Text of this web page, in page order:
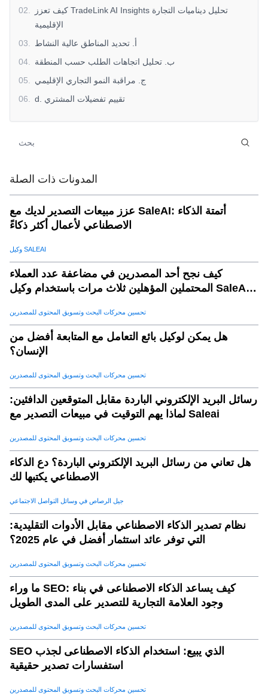
02
كيف تعزز TradeLink AI Insights تحليل ديناميات التجارة
الإقليمية
03
أ. تحديد المناطق عالية النشاط
04
ب. تحليل اتجاهات الطلب حسب المنطقة
05
ج. مراقبة النمو التجاري الإقليمي
06
d. تقييم تفضيلات المشتري
ب. تخصيص الموارد الأمثل
.
ج. استراتيجيات التسويق المحسنة
12
d. ميزة تنافسية
14. كيفية استخدام رؤى TradeLink AI لتحليل ديناميات التجارة
الإقليمية
15. لماذا تختار رؤى TradeLink AI لتحليل ديناميات التجارة
الإقليمية؟
16. أ. تغطية البيانات الشاملة
17
ب. دقة الذكاء الاصطناعي
20.
e. التكامل مع أدوات Saleai
21. الاستنتاج: الاستفادة من رؤى تجارية إقليمية لاستراتيجيات أكثر
ذكاءً
المدونات ذات الصلة
عزز مبيعات التصدير لديك مع SaleAI: أتمتة الذكاء
الاصطناعي لأعمال أكثر ذكاءً
وكيل SALEAI
كيف نجح أحد المصدرين في مضاعفة عدد العملاء
المحتملين المؤهلين ثلاث مرات باستخدام وكيل SaleAI
تحسين محركات البحث وتسويق المحتوى للمصدرين
هل يمكن لوكيل بائع التعامل مع المتابعة أفضل من
الإنسان؟
تحسين محركات البحث وتسويق المحتوى للمصدرين
رسائل البريد الإلكتروني الباردة مقابل المتوقعين الدافئين:
لماذا يهم التوقيت في مبيعات التصدير مع Saleai
تحسين محركات البحث وتسويق المحتوى للمصدرين
هل تعاني من رسائل البريد الإلكتروني الباردة؟ دع الذكاء
الاصطناعي يكتبها لك
جيل الرصاص في وسائل التواصل الاجتماعي
نظام تصدير الذكاء الاصطناعي مقابل الأدوات التقليدية:
التي توفر عائد استثمار أفضل في عام 2025؟
تحسين محركات البحث وتسويق المحتوى للمصدرين
ما وراء SEO: كيف يساعد الذكاء الاصطناعى في بناء
وجود العلامة التجارية للتصدير على المدى الطويل
تحسين محركات البحث وتسويق المحتوى للمصدرين
SEO الذي يبيع: استخدام الذكاء الاصطناعى لجذب
استفسارات تصدير حقيقية
تحسين محركات البحث وتسويق المحتوى للمصدرين